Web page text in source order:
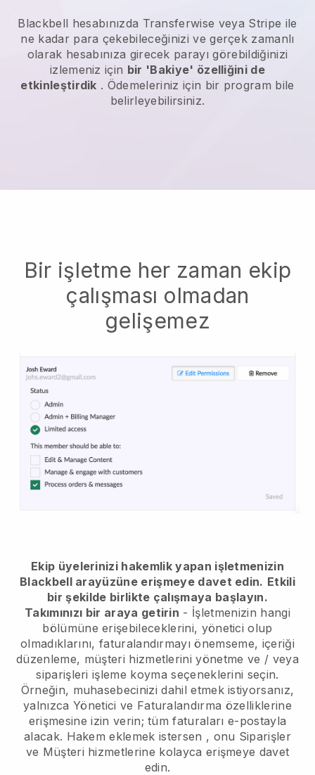
Blackbell hesabınızda Transferwise veya Stripe ile
ne kadar para çekebileceğinizi ve gerçek zamanlı
olarak hesabınıza girecek parayı görebildiğinizi
izlemeniz için bir 'Bakiye' özelliğini de
etkinleştirdik . Ödemeleriniz için bir program bile
belirleyebilirsiniz.
Bir işletme her zaman ekip
çalışması olmadan
gelişemez
Ekip üyelerinizi hakemlik yapan işletmenizin
Blackbell arayüzüne erişmeye davet edin. Etkili
bir şekilde birlikte çalışmaya başlayın.
Takımınızı bir araya getirin - İşletmenizin hangi
bölümüne erişebileceklerini, yönetici olup
olmadıklarını, faturalandırmayı önemseme, içeriği
düzenleme, müşteri hizmetlerini yönetme ve / veya
siparişleri işleme koyma seçeneklerini seçin.
Örneğin, muhasebecinizi dahil etmek istiyorsanız,
yalnızca Yönetici ve Faturalandırma özelliklerine
erişmesine izin verin; tüm faturaları e-postayla
alacak. Hakem eklemek istersen , onu Siparişler
ve Müşteri hizmetlerine kolayca erişmeye davet
edin.